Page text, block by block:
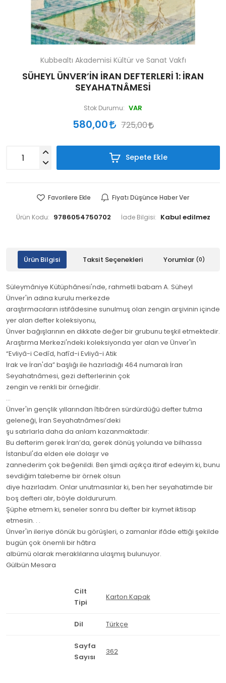
Kubbealtı Akademisi Kültür ve Sanat Vakfı
SÜHEYL ÜNVER’İN İRAN DEFTERLERİ 1: İRAN
SEYAHATNÂMESİ
Stok Durumu: VAR
580,00 725,00
Sepete Ekle
Favorilere Ekle Fiyatı Düşünce Haber Ver
Ürün Kodu: 9786054750702 İade Bilgisi:
Ürün Bilgisi Taksit Seçenekleri Yorumlar (0)
Süleymâniye Kütüphânesi'nde, rahmetli babam A. Süheyl
Ünver'in adına kurulu merkezde
araştırmacıların istifâdesine sunulmuş olan zengin arşivinin içinde
yer alan defter koleksiyonu,
Ünver bağışlarının en dikkate değer bir grubunu teşkil etmektedir.
Araştırma Merkezi'ndeki koleksiyonda yer alan ve Ünver'in
“Evliyâ-i Cedîd, hafîd-i Evliyâ-i Atik
Irak ve İran'da” başlığı ile hazırladığı 464 numaralı İran
Seyahatnâmesi, gezi defterlerinin çok
zengin ve renkli bir örneğidir.
Ünver'in gençlik yıllarından îtibâren sürdürdüğü defter tutma
geleneği, İran Seyahatnâmesi’deki
şu satırlarla daha da anlam kazanmaktadır:
Bu defterim gerek İran’da, gerek dönüş yolunda ve bilhassa
İstanbul'da elden ele dolaşır ve
zannederim çok beğenildi. Ben şimdi açıkça itiraf edeyim ki, bunu
sevdiğim talebeme bir örnek olsun
diye hazırladım. Onlar unutmasınlar ki, ben her seyahatimde bir
boş defteri alır, böyle doldururum.
Şüphe etmem ki, seneler sonra bu defter bir kıymet iktisap
etmesin. . .
Ünver'in ileriye dönük bu görüşleri, o zamanlar ifâde ettiği şekilde
bugün çok önemli bir hâtıra
albümü olarak meraklılarına ulaşmış bulunuyor.
Gülbün Mesara
Cilt
Tipi
Karton Kapak
Dil Türkçe
Sayfa
Sayısı
362